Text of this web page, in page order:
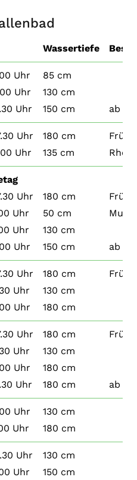
Wassertiefe
Uhr
Uhr
Uhr
85 cm
130 cm
150 cm
ab 16
Uhr
Uhr
180 cm
135 cm
Uhr
Uhr
Uhr
Uhr
180 cm
50 cm
130 cm
150 cm
ab 16
Uhr
Uhr
Uhr
180 cm
130 cm
180 cm
Uhr
Uhr
Uhr
Uhr
180 cm
130 cm
180 cm
180 cm
ab 16
Uhr
Uhr
130 cm
180 cm
Uhr
Uhr
130 cm
150 cm